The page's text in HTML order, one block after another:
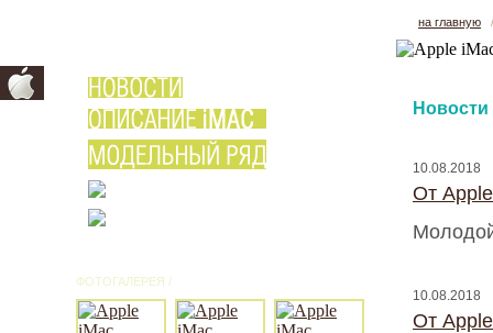
ФОТОГАЛЕРЕЯ /
на главную
Новости
10.08.2018
От
10.08.2018
От